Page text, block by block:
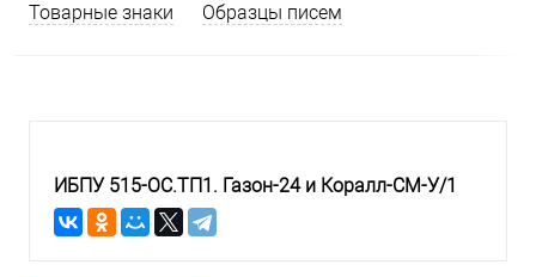
Товарные знаки Образцы писем
ИБПУ 515-ОС.ТП1. Газон-24 и Коралл-СМ-У/1